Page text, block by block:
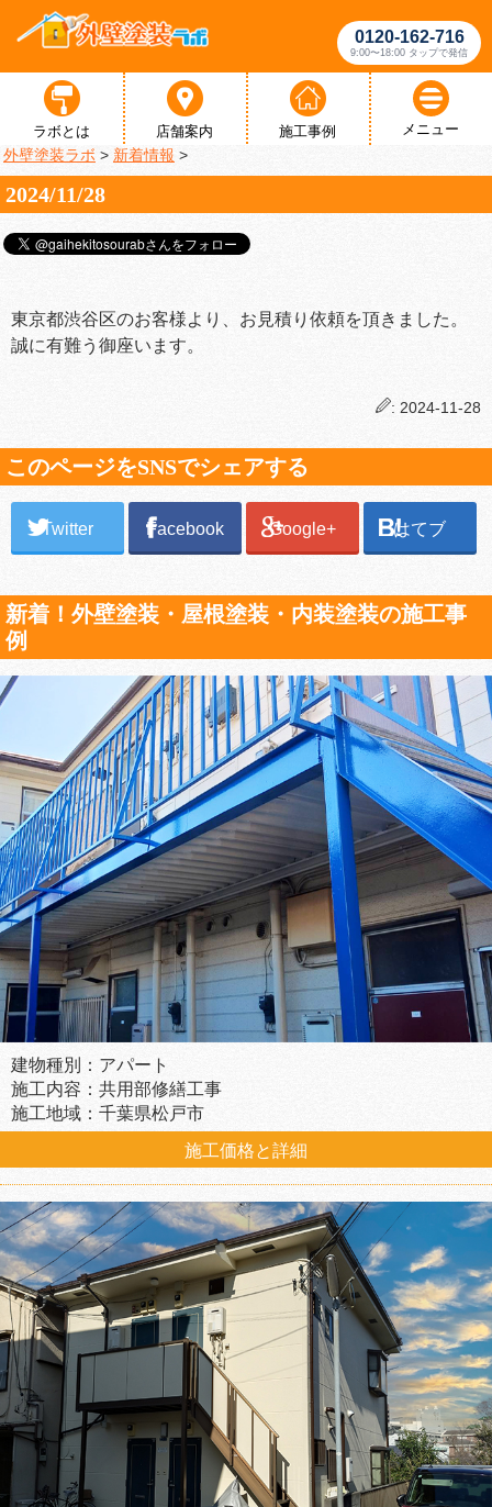
0120-162-716
9:00〜18:00 タップで発信
ラボとは 店舗案内 施工事例 メニュー
外壁塗装ラボ > 新着情報 >
2024/11/28
東京都渋谷区のお客様より、お見積り依頼を頂きました。
誠に有難う御座います。
: 2024-11-28
このページをSNSでシェアする
Twitter Facebook Google+ はてブ
新着！外壁塗装・屋根塗装・内装塗装の施工事
例
建物種別：アパート
施工内容：共用部修繕工事
施工地域：千葉県松戸市
施工価格と詳細